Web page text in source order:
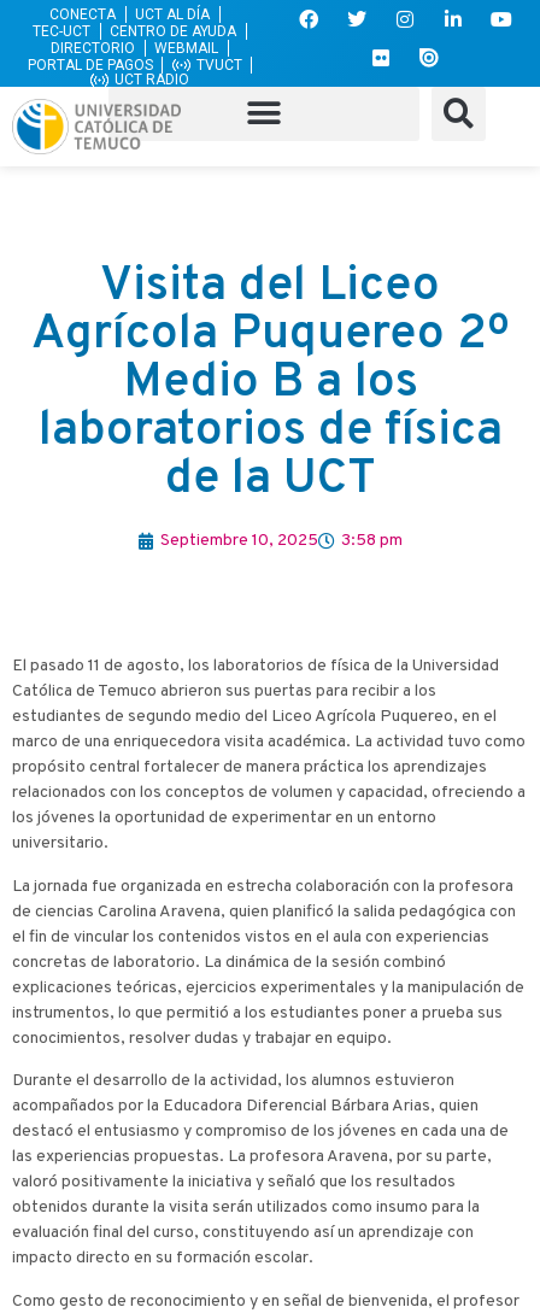
CONECTA
UCT AL DÍA
TEC-UCT
CENTRO DE AYUDA
DIRECTORIO
WEBMAIL
PORTAL DE PAGOS
TVUCT
UCT RADIO
Visita del Liceo
Agrícola Puquereo 2º
Medio B a los
laboratorios de física
de la UCT
Septiembre 10, 2025 3:58 pm
El pasado 11 de agosto, los laboratorios de física de la Universidad
Católica de Temuco abrieron sus puertas para recibir a los
estudiantes de segundo medio del Liceo Agrícola Puquereo, en el
marco de una enriquecedora visita académica. La actividad tuvo como
propósito central fortalecer de manera práctica los aprendizajes
relacionados con los conceptos de volumen y capacidad, ofreciendo a
los jóvenes la oportunidad de experimentar en un entorno
universitario.
La jornada fue organizada en estrecha colaboración con la profesora
de ciencias Carolina Aravena, quien planificó la salida pedagógica con
el fin de vincular los contenidos vistos en el aula con experiencias
concretas de laboratorio. La dinámica de la sesión combinó
explicaciones teóricas, ejercicios experimentales y la manipulación de
instrumentos, lo que permitió a los estudiantes poner a prueba sus
conocimientos, resolver dudas y trabajar en equipo.
Durante el desarrollo de la actividad, los alumnos estuvieron
acompañados por la Educadora Diferencial Bárbara Arias, quien
destacó el entusiasmo y compromiso de los jóvenes en cada una de
las experiencias propuestas. La profesora Aravena, por su parte,
valoró positivamente la iniciativa y señaló que los resultados
obtenidos durante la visita serán utilizados como insumo para la
evaluación final del curso, constituyendo así un aprendizaje con
impacto directo en su formación escolar.
Como gesto de reconocimiento y en señal de bienvenida, el profesor